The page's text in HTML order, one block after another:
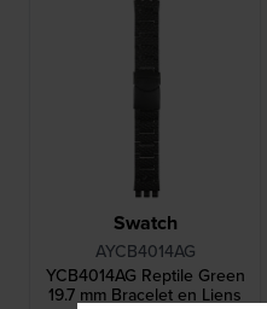
Swatch
AYCB4014AG
YCB4014AG Reptile Green
19.7 mm Bracelet en Liens